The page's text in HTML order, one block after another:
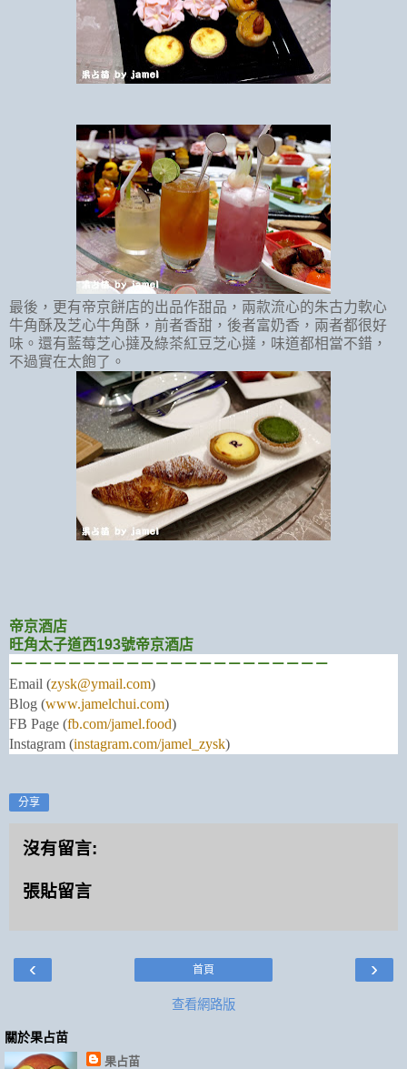
最後，更有帝京餅店的出品作甜品，兩款流心的朱古力軟心
牛角酥及芝心牛角酥，前者香甜，後者富奶香，兩者都很好
味。還有藍莓芝心撻及綠茶紅豆芝心撻，味道都相當不錯，
不過實在太飽了。
帝京酒店
旺角太子道西193號帝京酒店
－－－－－－－－－－－－－－－－－－－－－－
Email (zysk@ymail.com)
Blog (www.jamelchui.com)
FB Page (fb.com/jamel.food)
Instagram (instagram.com/jamel_zysk)
分享
沒有留言:
張貼留言
‹ ›
首頁
查看網路版
關於果占苗
果占苗